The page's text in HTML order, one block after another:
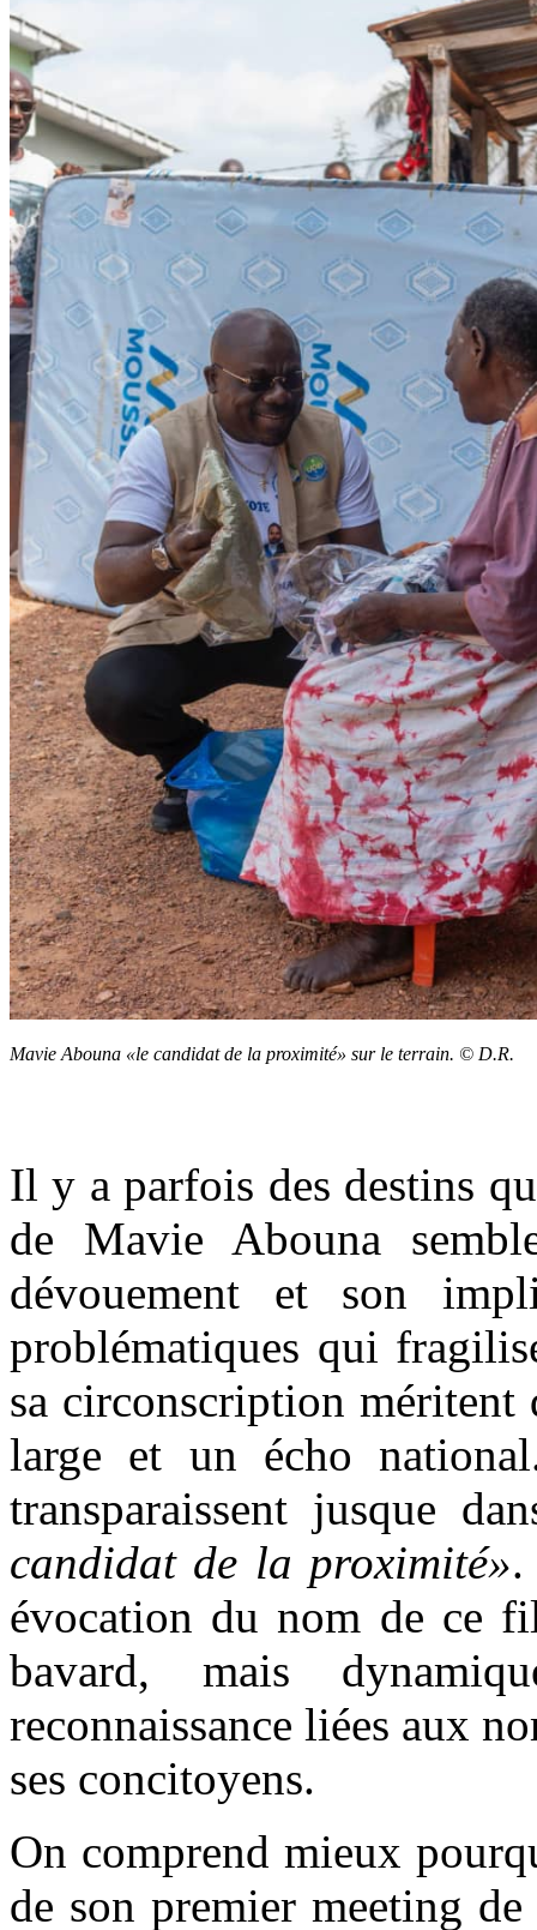
Mavie Abouna «le candidat de la proximité» sur le terrain. © D.R.
Il y a parfois des destins
de Mavie Abouna
dévouement et son
problématiques qui
sa circonscription méritent
large et un écho
transparaissent jusque
candidat de la proximité».
évocation du nom de ce
bavard, mais
reconnaissance liées aux
ses concitoyens.
On comprend mieux
de son premier meeting